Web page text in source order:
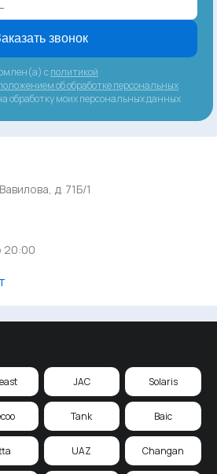
звонок
сполитикой
об обработке персональных
обработку моих персональных данных
д. 71Б/1
20:00
JAC Solaris
Tank Baic
UAZ Changan